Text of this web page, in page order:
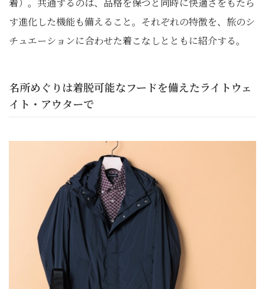
す進化した機能も備えること。それぞれの特徴を、旅のシ
チュエーションに合わせた着こなしとともに紹介する。
名所めぐりは着脱可能なフードを備えたライトウェ
イト・アウターで